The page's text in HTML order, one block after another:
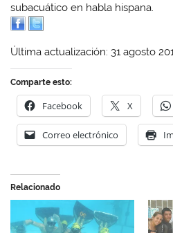
subacuático en habla hispana.
Última actualización: 31 agosto
Comparte esto:
Facebook X
Correo electrónico
Relacionado